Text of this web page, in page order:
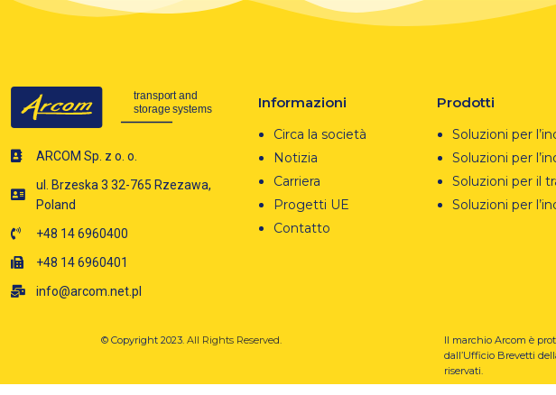
ARCOM Sp. z o. o.
ul. Brzeska 3 32-765 Rzezawa,
Poland
+48 14 6960400
+48 14 6960401
info@arcom.net.pl
Informazioni
Circa la società
Notizia
Carriera
Progetti UE
Contatto
Prodotti
Soluzioni per
Soluzioni per
Soluzioni per il
Soluzioni per
© Copyright 2023. All Rights Reserved.
Il marchio Arcom è
dall’Ufficio Brevetti
riservati.